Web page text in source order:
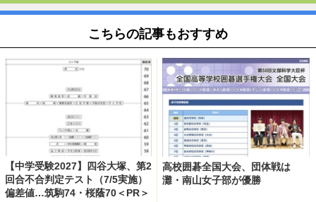
こちらの記事もおすすめ
【中学受験2027】四谷大塚、第2
回合不合判定テスト（7/5実施）
偏差値…筑駒74・桜蔭70＜PR＞
高校囲碁全国大会、団体戦は
灘・南山女子部が優勝